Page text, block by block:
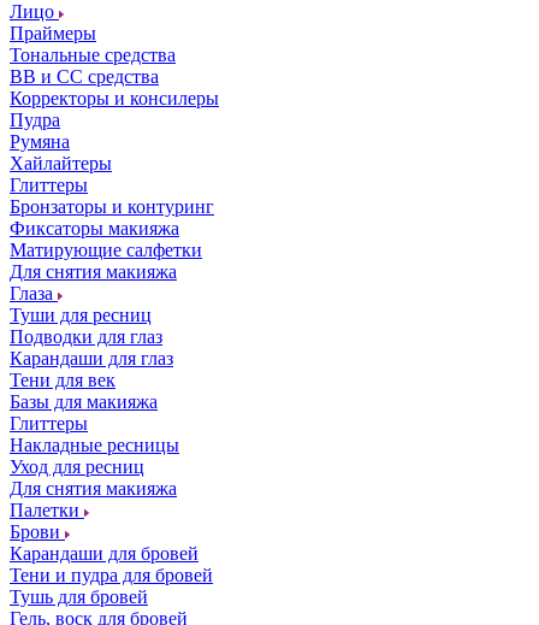
Лицо
Праймеры
Тональные средства
ВВ и СС средства
Корректоры и консилеры
Пудра
Румяна
Хайлайтеры
Глиттеры
Бронзаторы и контуринг
Фиксаторы макияжа
Матирующие салфетки
Для снятия макияжа
Глаза
Туши для ресниц
Подводки для глаз
Карандаши для глаз
Тени для век
Базы для макияжа
Глиттеры
Накладные ресницы
Уход для ресниц
Для снятия макияжа
Палетки
Брови
Карандаши для бровей
Тени и пудра для бровей
Тушь для бровей
Гель, воск для бровей